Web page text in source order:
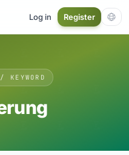
Log in Register
KEYWORD